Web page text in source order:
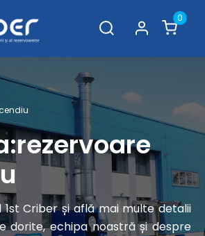
0
1st Criber și află mai multe detalii
dorite, echipa noastră și despre